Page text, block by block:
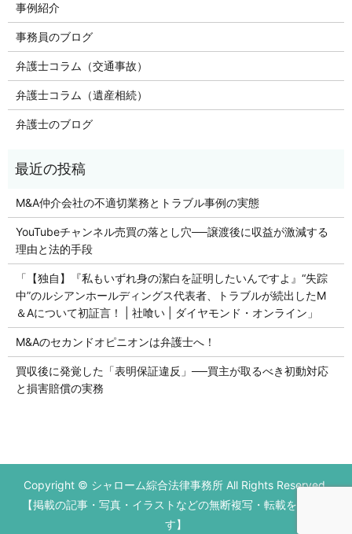
事例紹介
事務員のブログ
弁護士コラム（交通事故）
弁護士コラム（遺産相続）
弁護士のブログ
M&A仲介会社の不適切業務とトラブル事例の実態
YouTubeチャンネル売買の落とし穴──譲渡後に収益が激減する
理由と法的手段
「【独自】『私もいずれ身の潔白を証明したいんですよ』“失踪
中”のルシアンホールディングス代表者、トラブルが続出したM
＆Aについて初証言！ | 社喰い | ダイヤモンド・オンライン」
M&Aのセカンドオピニオンは弁護士へ！
買収後に発覚した「表明保証違反」──買主が取るべき初動対応
と損害賠償の実務
初回の法律相談無料です。
営業時間 平日9：00～17：00
Copyright © シャローム綜合法律事務所 All Rights Reserved.
【掲載の記事・写真・イラストなどの無断複写・転載を禁じま
す】